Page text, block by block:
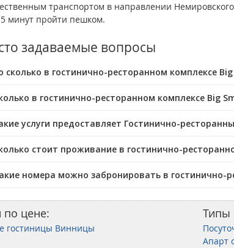
транспортом в направлении
минут пройти пешком.
задаваемые вопросы
сколько в гостинично-ресторанном комплексе
в гостинично-ресторанном комплексе Big
услуги предоставляет Гостинично-
стоит проживание в гостинично-
номера можно забронировать в гостинично-
по цене:
гостиницы Винницы
Типы
Апарт